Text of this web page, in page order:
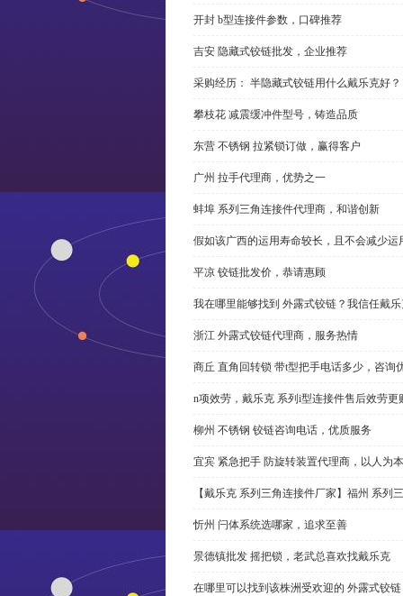
开封 b型连接件参数，口碑推荐
吉安 隐藏式铰链批发，企业推荐
采购经历： 半隐藏式铰链用什么戴乐克好？
攀枝花 减震缓冲件型号，铸造品质
东营 不锈钢 拉紧锁订做，赢得客户
广州 拉手代理商，优势之一
蚌埠 系列三角连接件代理商，和谐创新
假如该广西的运用寿命较长，且不会减少
平凉 铰链批发价，恭请惠顾
我在哪里能够找到 外露式铰链？我信任戴
浙江 外露式铰链代理商，服务热情
商丘 直角回转锁 带t型把手电话多少，咨询
n项效劳，戴乐克 系列i型连接件售后效劳更
柳州 不锈钢 铰链咨询电话，优质服务
宜宾 紧急把手 防旋转装置代理商，以人为本
【戴乐克 系列三角连接件厂家】福州 系列
忻州 闩体系统选哪家，追求至善
景德镇批发 摇把锁，老武总喜欢找戴乐克
在哪里可以找到该株洲受欢迎的 外露式铰